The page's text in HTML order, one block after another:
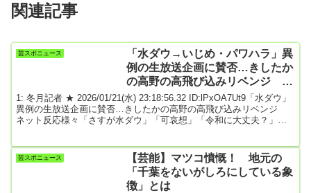
関連記事
芸スポニュース
「水ダウ→いじめ・パワハラ」異
例の生放送企画に賛否…きしたか
の高野の高飛び込みリベンジ ネ
ット様々「さすが水ダウ」「可哀
想」「令和に大丈夫？」
1: 冬月記者 ★ 2026/01/21(水) 23:18:56.32 ID:lPxOA7Ut9「水ダウ」
異例の生放送企画に賛否…きしたかの高野の高飛び込みリベンジ
ネット反応様々「さすが水ダウ」「可哀想」「令和に大丈夫？」２
野正成が放送時間内に、１０メートルの飛び込みにリベンジすると
いう企画。ネット上では「さすが水ダウ」と楽しむ声があがった一
方で、「なんだか可哀想」「令和でこん...
芸スポニュース
【芸能】マツコ憤慨！ 地元の
「千葉をないがしろにしている象
徴」とは